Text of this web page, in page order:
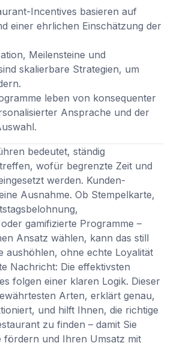
Incentives basieren auf
einer ehrlichen Einschätzung der
Meilensteine und
skalierbare Strategien, um
leben von konsequenter
Ansprache und der
bedeutet, ständig
wofür begrenzte Zeit und
werden. Kunden-
Ausnahme. Ob Stempelkarte,
gamifizierte Programme –
Ansatz wählen, kann das still
aushöhlen, ohne echte Loyalität
Nachricht: Die effektivsten
folgen einer klaren Logik. Dieser
Arten, erklärt genau,
und hilft Ihnen, die richtige
zu finden – damit Sie
fördern und Ihren Umsatz mit